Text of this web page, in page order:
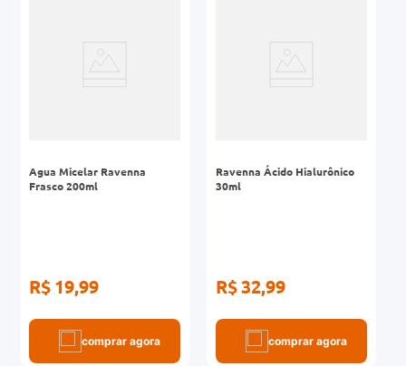
Agua Micelar Ravenna
Frasco 200ml
R$ 19,99
comprar agora
Ravenna Ácido Hialurônico
30ml
R$ 32,99
comprar agora